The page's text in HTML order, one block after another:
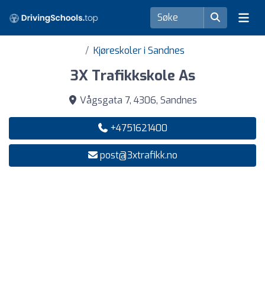
Kjøreskoler i Sandnes
3X Trafikkskole As
Vågsgata 7, 4306, Sandnes
+4751621400
post@3xtrafikk.no